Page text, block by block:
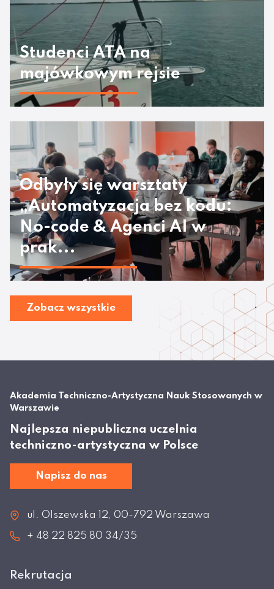
Studenci ATA na
majówkowym rejsie
Odbyły się warsztaty
„Automatyzacja bez kodu:
No-code & Agenci AI w
prak...
Zobacz wszystkie
Akademia Techniczno-Artystyczna Nauk Stosowanych w
Warszawie
Najlepsza niepubliczna uczelnia
techniczno-artystyczna w Polsce
Napisz do nas
ul. Olszewska 12, 00-792 Warszawa
+ 48 22 825 80 34/35
Rekrutacja